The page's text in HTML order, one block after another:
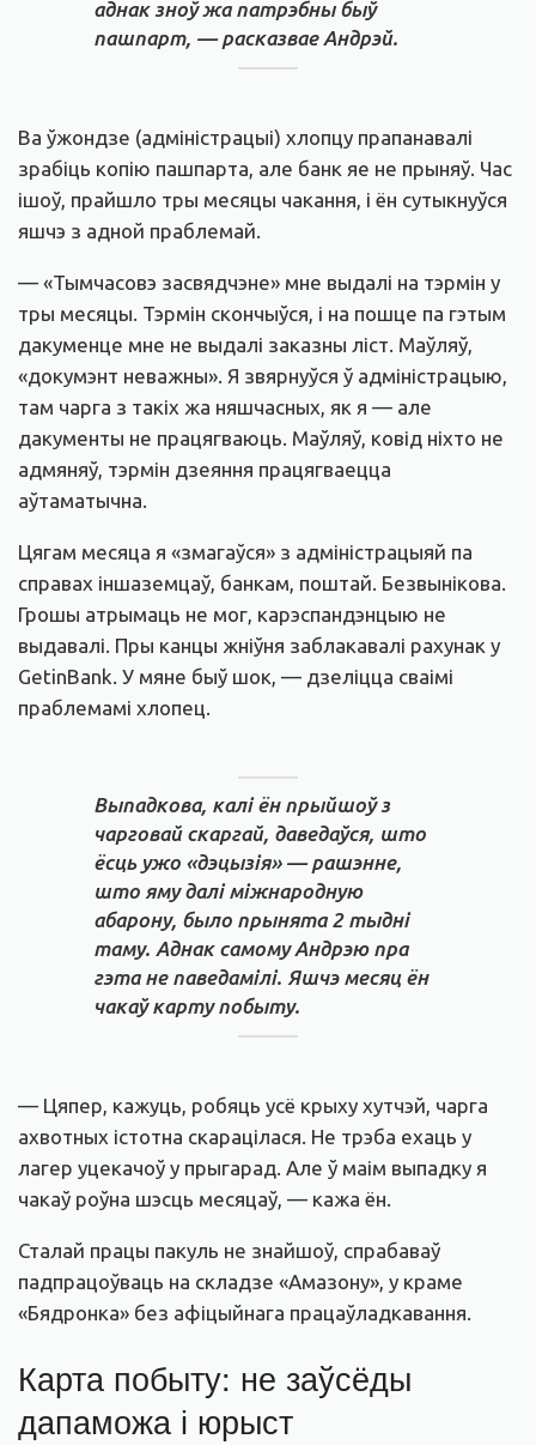
аднак зноў жа патрэбны быў
пашпарт, — расказвае Андрэй.
Ва ўжондзе (адміністрацыі) хлопцу прапанавалі
зрабіць копію пашпарта, але банк яе не прыняў. Час
ішоў, прайшло тры месяцы чакання, і ён сутыкнуўся
яшчэ з адной праблемай.
— «Тымчасовэ засвядчэне» мне выдалі на тэрмін у
тры месяцы. Тэрмін скончыўся, і на пошце па гэтым
дакуменце мне не выдалі заказны ліст. Маўляў,
«докумэнт неважны». Я звярнуўся ў адміністрацыю,
там чарга з такіх жа няшчасных, як я — але
дакументы не працягваюць. Маўляў, ковід ніхто не
адмяняў, тэрмін дзеяння працягваецца
аўтаматычна.
Цягам месяца я «змагаўся» з адміністрацыяй па
справах іншаземцаў, банкам, поштай. Безвынікова.
Грошы атрымаць не мог, карэспандэнцыю не
выдавалі. Пры канцы жніўня заблакавалі рахунак у
GetinBank. У мяне быў шок, — дзеліцца сваімі
праблемамі хлопец.
Выпадкова, калі ён прыйшоў з
чарговай скаргай, даведаўся, што
ёсць ужо «дэцызія» — рашэнне,
што яму далі міжнародную
абарону, было прынята 2 тыдні
таму. Аднак самому Андрэю пра
гэта не паведамілі. Яшчэ месяц ён
чакаў карту побыту.
— Цяпер, кажуць, робяць усё крыху хутчэй, чарга
ахвотных істотна скарацілася. Не трэба ехаць у
лагер уцекачоў у прыгарад. Але ў маім выпадку я
чакаў роўна шэсць месяцаў, — кажа ён.
Сталай працы пакуль не знайшоў, спрабаваў
падпрацоўваць на складзе «Амазону», у краме
«Бядронка» без афіцыйнага працаўладкавання.
Карта побыту: не заўсёды
дапаможа і юрыст